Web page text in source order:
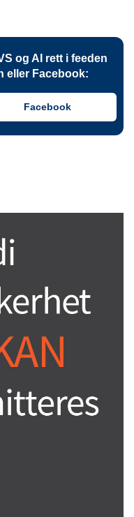
og AI rett i feeden
eller Facebook:
Facebook